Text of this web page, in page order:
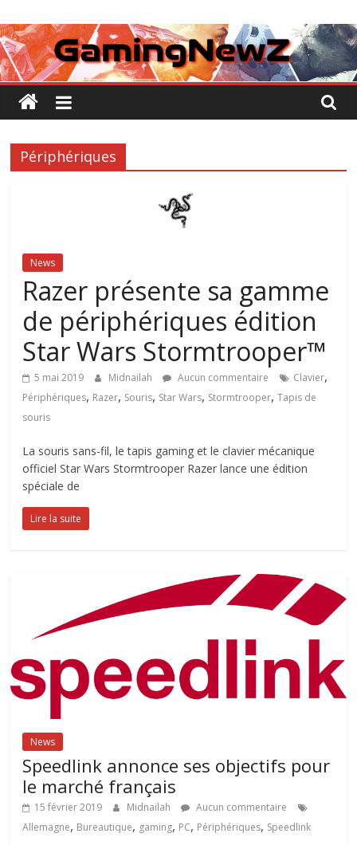
au
contenu
GamingNewZ
Tests
et
Actu
des
vidéo
Périphériques
News
Razer présente sa gamme
de périphériques édition
Star Wars Stormtrooper™
5 mai 2019 Midnailah Aucun commentaire Clavier,
Périphériques, Razer, Souris, Star Wars, Stormtrooper,Tapis de
souris
La souris sans-fil, le tapis gaming et le clavier mécanique
officiel Star Wars Stormtrooper Razer lance une édition
spéciale de
Lire la suite
News
Speedlink annonce ses objectifs pour
le marché français
15 février 2019 Midnailah
Aucun commentaire
Allemagne, Bureautique, gaming, PC, Périphériques, Speedlink